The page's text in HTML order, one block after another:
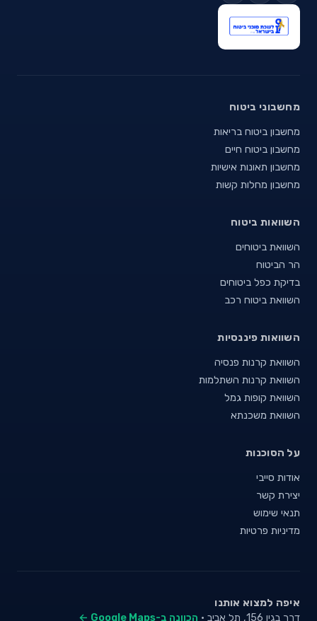
מחשבוני ביטוח
מחשבון ביטוח בריאות
מחשבון ביטוח חיים
מחשבון תאונות אישיות
מחשבון מחלות קשות
השוואות ביטוח
השוואת ביטוחים
הר הביטוח
בדיקת כפל ביטוחים
השוואת ביטוח רכב
השוואות פיננסיות
השוואת קרנות פנסיה
השוואת קרנות השתלמות
השוואת קופות גמל
השוואת משכנתא
על הסוכנות
אודות סייבי
יצירת קשר
תנאי שימוש
מדיניות פרטיות
איפה למצוא אותנו
דרך בגין 156, תל אביב · הכוונה ב-Google Maps ←